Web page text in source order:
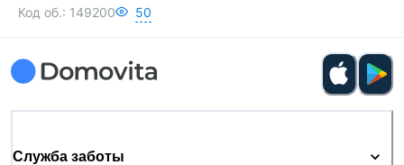
Код об.: 149200 50
Служба заботы